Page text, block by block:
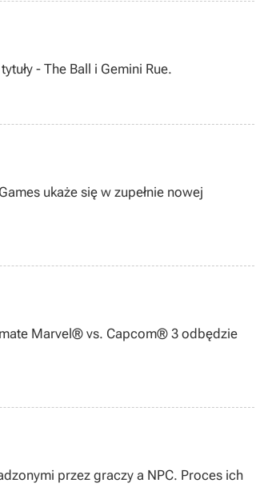
- The Ball i Gemini Rue.
ukaże się w zupełnie nowej
Marvel® vs. Capcom® 3 odbędzie
przez graczy a NPC. Proces ich